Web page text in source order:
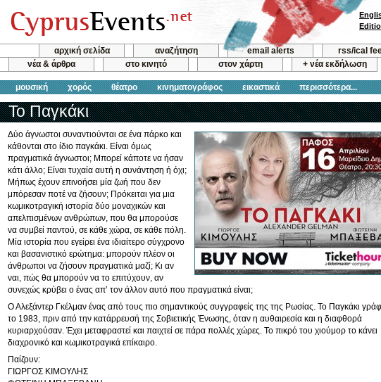
αρχική σελίδα αναζήτηση email alerts
rss/ical
νέα & άρθρα
στο κινητό στον χάρτη + νέα εκδήλωση
μουσική χορός θέατρο κινηματογράφος εικαστικά περισσότερα...
Το Παγκάκι
Δύο άγνωστοι συναντιούνται σε ένα πάρκο και
κάθονται στο ίδιο παγκάκι. Είναι όμως
πραγματικά άγνωστοι; Μπορεί κάποτε να ήσαν
κάτι άλλο; Είναι τυχαία αυτή η συνάντηση ή όχι;
Μήπως έχουν επινοήσει μία ζωή που δεν
μπόρεσαν ποτέ να ζήσουν; Πρόκειται για μια
κωμικοτραγική ιστορία δύο μοναχικών και
απελπισμένων ανθρώπων, που θα μπορούσε
να συμβεί παντού, σε κάθε χώρα, σε κάθε πόλη.
Μία ιστορία που εγείρει ένα ιδιαίτερο σύγχρονο
και βασανιστικό ερώτημα: μπορούν πλέον οι
άνθρωποι να ζήσουν πραγματικά μαζί; Κι αν
ναι, πώς θα μπορούν να το επιτύχουν, αν
συνεχώς κρύβει ο ένας απ’ τον άλλον αυτό που πραγματικά είναι;
Ο Αλεξάντερ Γκέλμαν ένας από τους πιο σημαντικούς συγγραφείς της της Ρωσίας. Το Παγκάκι
το 1983, πριν από την κατάρρευσή της Σοβιετικής Ένωσης, όταν η αυθαιρεσία και η διαφθορά
κυριαρχούσαν. Έχει μεταφραστεί και παιχτεί σε πάρα πολλές χώρες. Το πικρό του χιούμορ το κάνει
διαχρονικό και κωμικοτραγικά επίκαιρο.
Παίζουν:
ΓΙΩΡΓΟΣ ΚΙΜΟΥΛΗΣ